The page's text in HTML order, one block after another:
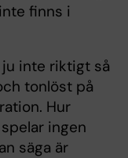
finns i
ju inte riktigt så
tonlöst på
Hur
ingen
säga är